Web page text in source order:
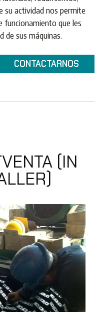
su actividad nos permite
funcionamiento que les
de sus máquinas.
CONTACTARNOS
(IN